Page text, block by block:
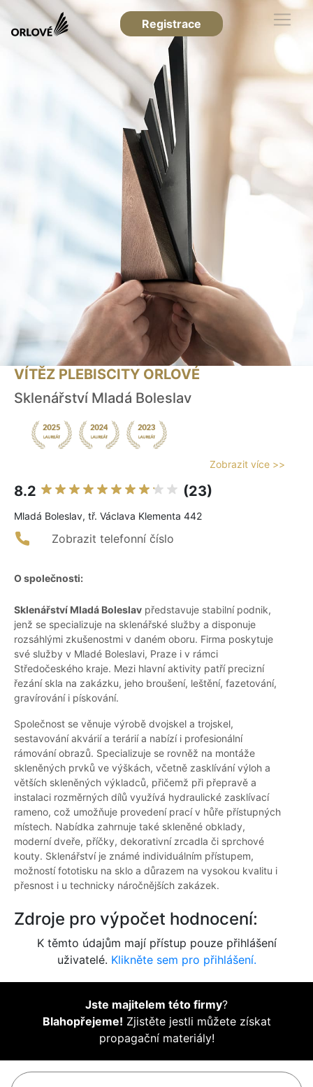
Registrace
VÍTĚZ PLEBISCITY ORLOVÉ
Sklenářství Mladá Boleslav
Zobrazit více >>
8.2 (23)
Mladá Boleslav, tř. Václava Klementa 442
Zobrazit telefonní číslo
O společnosti:
Sklenářství Mladá Boleslav představuje stabilní podnik,
jenž se specializuje na sklenářské služby a disponuje
rozsáhlými zkušenostmi v daném oboru. Firma poskytuje
své služby v Mladé Boleslavi, Praze i v rámci
Středočeského kraje. Mezi hlavní aktivity patří precizní
řezání skla na zakázku, jeho broušení, leštění, fazetování,
gravírování i pískování.
Společnost se věnuje výrobě dvojskel a trojskel,
sestavování akvárií a terárií a nabízí i profesionální
rámování obrazů. Specializuje se rovněž na montáže
skleněných prvků ve výškách, včetně zasklívání výloh a
větších skleněných výkladců, přičemž při přepravě a
instalaci rozměrných dílů využívá hydraulické zasklívací
rameno, což umožňuje provedení prací v hůře přístupných
místech. Nabídka zahrnuje také skleněné obklady,
moderní dveře, příčky, dekorativní zrcadla či sprchové
kouty. Sklenářství je známé individuálním přístupem,
možností fototisku na sklo a důrazem na vysokou kvalitu i
přesnost i u technicky náročnějších zakázek.
Zdroje pro výpočet hodnocení:
K těmto údajům mají přístup pouze přihlášení
uživatelé. Klikněte sem pro přihlášení.
Jste majitelem této firmy?
Blahopřejeme! Zjistěte jestli můžete získat
propagační materiály!